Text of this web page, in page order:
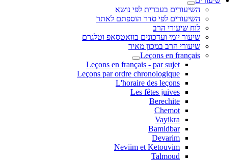
השיעורים בעברית לפי נושא
השיעורים לפי סדר הוספתם לאתר
לוח שיעורי הרב
שיעור יומי ועדכונים בוואטסאפ וטלגרם
שיעורי הרב במכון מאיר
Leçons en français
Leçons en français - par sujet
Leçons par ordre chronologique
L'horaire des leçons
Les fêtes juives
Berechite
Chemot
Vayikra
Bamidbar
Devarim
Neviim et Ketouvim
Talmoud